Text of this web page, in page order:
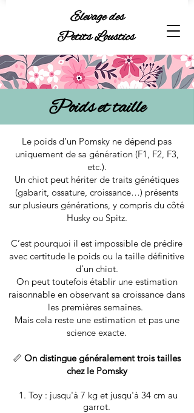
Elevage des
Petits Loustics
Poids et taille
Le poids d’un Pomsky ne dépend pas
uniquement de sa génération (F1, F2, F3,
etc.).
Un chiot peut hériter de traits génétiques
(gabarit, ossature, croissance…) présents
sur plusieurs générations, y compris du côté
Husky ou Spitz.
C’est pourquoi il est impossible de prédire
avec certitude le poids ou la taille définitive
d’un chiot.
On peut toutefois établir une estimation
raisonnable en observant sa croissance dans
les premières semaines.
Mais cela reste une estimation et pas une
science exacte.
📏 On distingue généralement trois tailles
chez le Pomsky
​ 1. Toy : jusqu'à 7 kg et jusqu'à 34 cm au
garrot.